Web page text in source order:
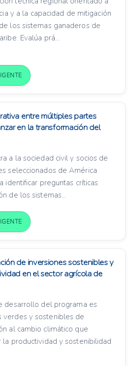
y a la capacidad de mitigación
los sistemas ganaderos de
Evalúa prá...
entre múltiples partes
en la transformación del
a la sociedad civil y socios de
seleccionados de América
identificar preguntas críticas
de los sistemas...
de inversiones sostenibles y
en el sector agrícola de
desarrollo del programa es
verdes y sostenibles de
al cambio climático que
la productividad y sostenibilidad